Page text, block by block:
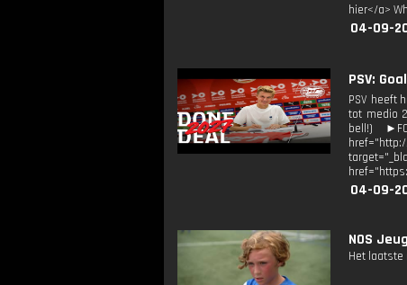
hier</a>
04-09-
PSV:
PSV heeft
tot medio
bell!)
04-09-
NOS
Het laatste